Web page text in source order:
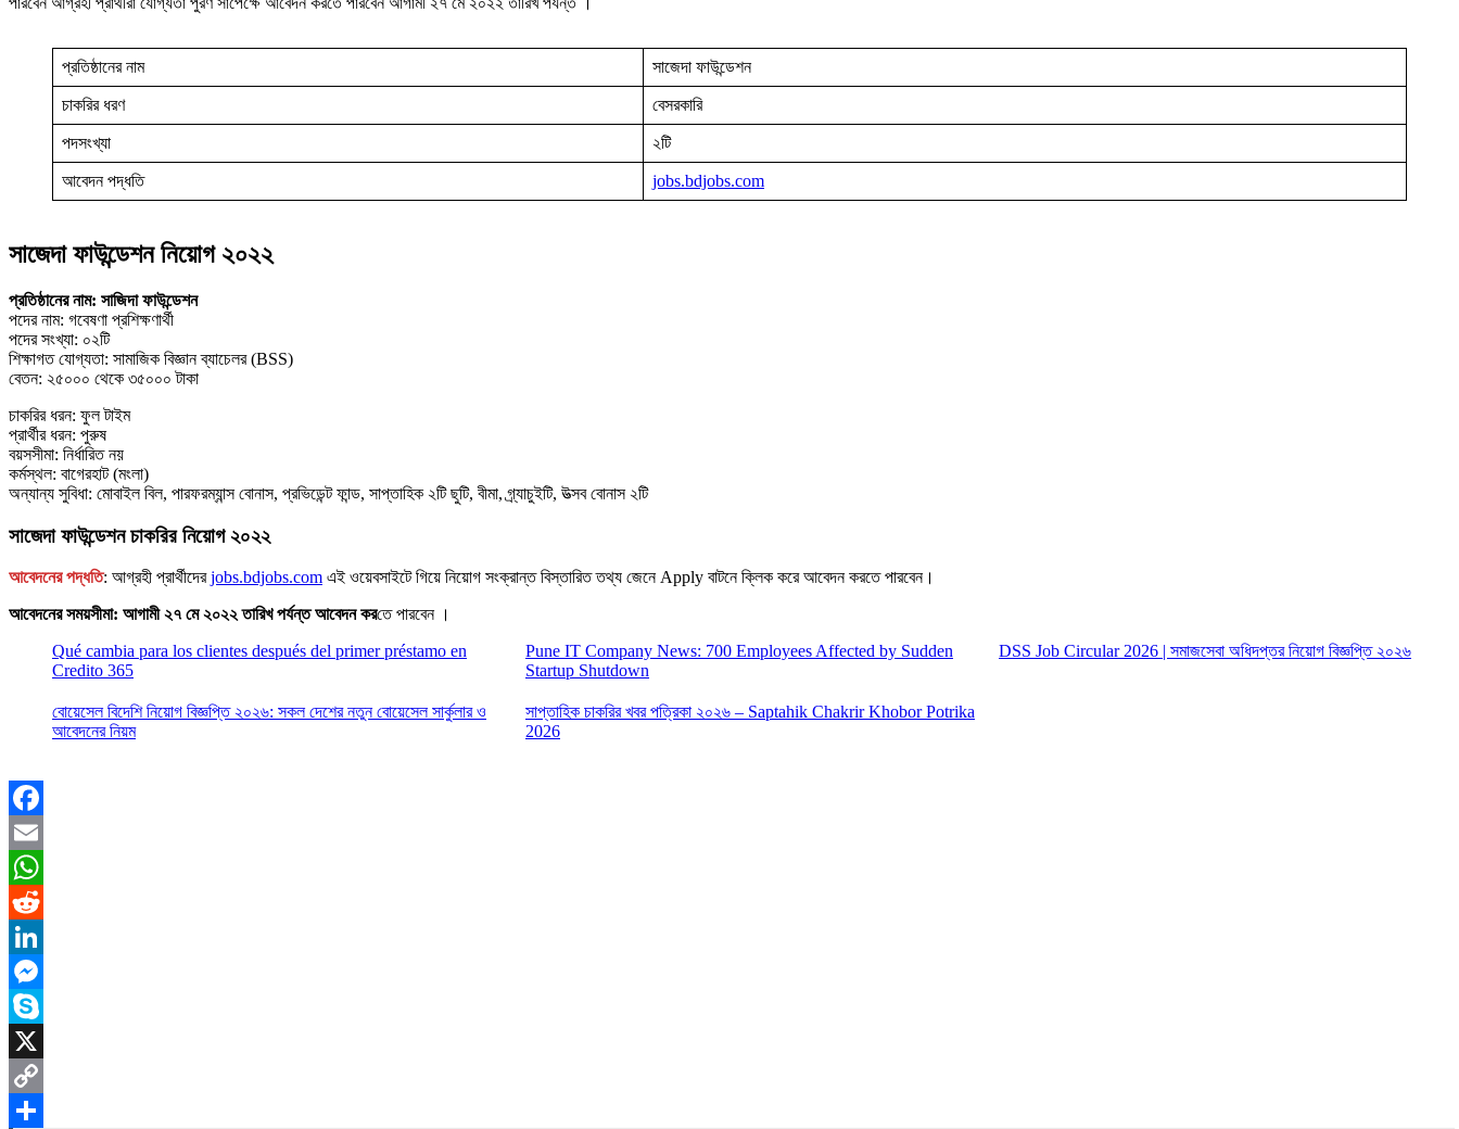
প্রতিষ্ঠানের নাম সাজেদা ফাউন্ডেশন
চাকরির ধরণ বেসরকারি
পদসংখ্যা ২টি
আবেদন পদ্ধতি jobs.bdjobs.com
সাজেদা ফাউন্ডেশন নিয়োগ ২০২২
প্রতিষ্ঠানের নাম: সাজিদা ফাউন্ডেশন
পদের নাম: গবেষণা প্রশিক্ষণার্থী
পদের সংখ্যা: ০২টি
শিক্ষাগত যোগ্যতা: সামাজিক বিজ্ঞান ব্যাচেলর (BSS)
বেতন: ২৫০০০ থেকে ৩৫০০০ টাকা
চাকরির ধরন: ফুল টাইম
প্রার্থীর ধরন: পুরুষ
বয়সসীমা: নির্ধারিত নয়
কর্মস্থল: বাগেরহাট (মংলা)
অন্যান্য সুবিধা: মোবাইল বিল, পারফরম্যান্স বোনাস, প্রভিডেন্ট ফান্ড, সাপ্তাহিক ২টি ছুটি, বীমা, গ্র্যাচুইটি, উত্সব বোনাস ২টি
সাজেদা ফাউন্ডেশন চাকরির নিয়োগ ২০২২
আবেদনের পদ্ধতি: আগ্রহী প্রার্থীদেরjobs.bdjobs.com এই ওয়েবসাইটে গিয়ে নিয়োগ সংক্রান্ত বিস্তারিত তথ্য জেনে Apply বাটনে ক্লিক করে আবেদন করতে পারবেন।
আবেদনের সময়সীমা: আগামী ২৭ মে ২০২২ তারিখ পর্যন্ত আবেদন করতে পারবেন ।
Qué cambia para los clientes después del primer préstamo en
Credito 365
Pune IT Company News: 700 Employees Affected by Sudden
Startup Shutdown
DSS Job Circular 2026 | সমাজসেবা অধিদপ্তর নিয়োগ বিজ্ঞপ্তি ২০২৬
বোয়েসেল বিদেশি নিয়োগ বিজ্ঞপ্তি ২০২৬: সকল দেশের নতুন বোয়েসেল সার্কুলার ও
আবেদনের নিয়ম
সাপ্তাহিক চাকরির খবর পত্রিকা ২০২৬ – Saptahik Chakrir Khobor Potrika
2026
Facebook
Email
WhatsApp
Reddit
LinkedIn
Messenger
Skype
X
Copy